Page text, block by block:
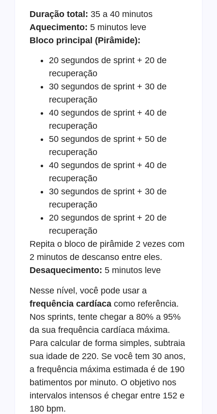
Duração total: 35 a 40 minutos
Aquecimento: 5 minutos leve
Bloco principal (Pirâmide):
20 segundos de sprint + 20 de
recuperação
30 segundos de sprint + 30 de
recuperação
40 segundos de sprint + 40 de
recuperação
50 segundos de sprint + 50 de
recuperação
40 segundos de sprint + 40 de
recuperação
30 segundos de sprint + 30 de
recuperação
20 segundos de sprint + 20 de
recuperação
Repita o bloco de pirâmide 2 vezes com
2 minutos de descanso entre eles.
Desaquecimento: 5 minutos leve
Nesse nível, você pode usar a
frequência cardíaca como referência.
Nos sprints, tente chegar a 80% a 95%
da sua frequência cardíaca máxima.
Para calcular de forma simples, subtraia
sua idade de 220. Se você tem 30 anos,
a frequência máxima estimada é de 190
batimentos por minuto. O objetivo nos
intervalos intensos é chegar entre 152 e
180 bpm.